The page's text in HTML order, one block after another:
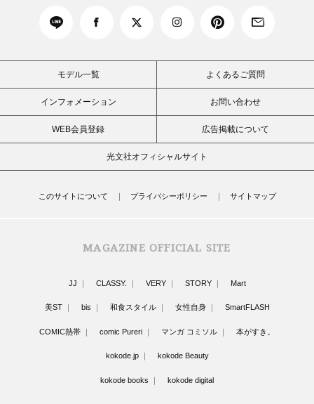
モデル一覧 よくあるご質問
インフォメーション お問い合わせ
WEB会員登録 広告掲載について
光文社オフィシャルサイト
このサイトについて プライバシーポリシー サイトマップ
MAGAZINE OFFICIAL SITE
JJ CLASSY. VERY STORY Mart
美ST bis 和食スタイル 女性自身 SmartFLASH
COMIC熱帯 comic Pureri マンガ コミソル 本がすき。
kokode.jp kokode Beauty
kokode books kokode digital